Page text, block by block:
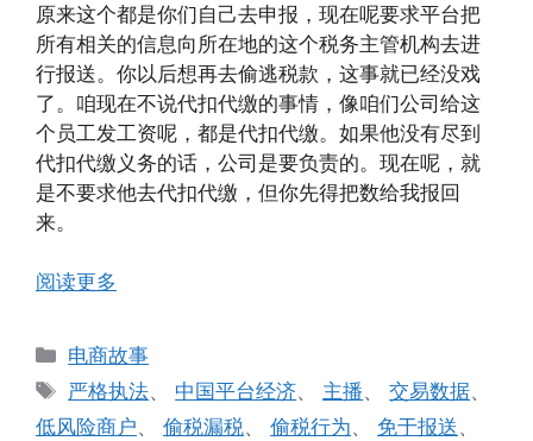
原来这个都是你们自己去申报，现在呢要求平台把
所有相关的信息向所在地的这个税务主管机构去进
行报送。你以后想再去偷逃税款，这事就已经没戏
了。咱现在不说代扣代缴的事情，像咱们公司给这
个员工发工资呢，都是代扣代缴。如果他没有尽到
代扣代缴义务的话，公司是要负责的。现在呢，就
是不要求他去代扣代缴，但你先得把数给我报回
来。
阅读更多
分
类
电商故事
标
签
严格执法、 中国平台经济、 主播、交易数据、
低风险商户、 偷税漏税、 偷税行为、 免于报送、